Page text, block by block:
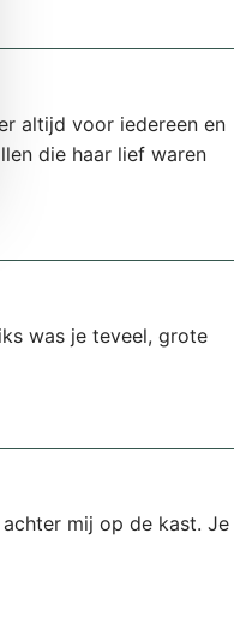
altijd voor iedereen en
die haar lief waren
was je teveel, grote
mij op de kast. Je